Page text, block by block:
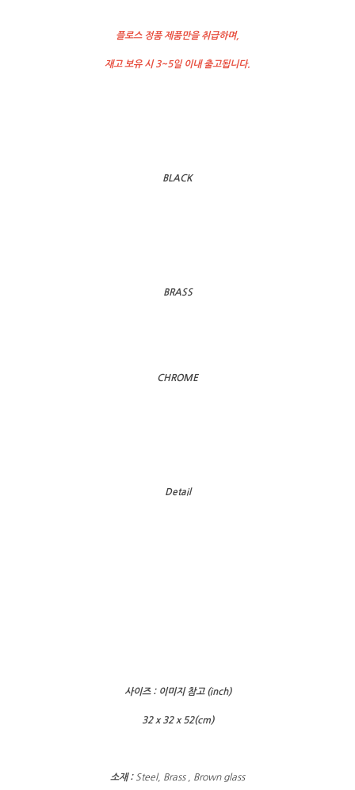
플로스 정품 제품만을 취급하며,
재고 보유 시 3~5일 이내 출고됩니다.
BLACK
BRASS
CHROME
Detail
사이즈 : 이미지 참고 (inch)
32 x 32 x 52(cm)
소재 : Steel, Brass , Brown glass